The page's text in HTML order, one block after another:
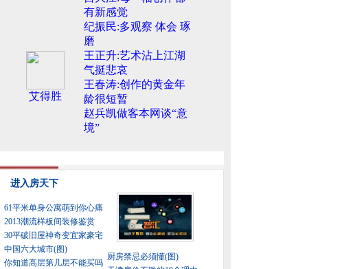
有新感觉
艾得胜
纪振民:多观察 体会 琢
磨
王正升:艺术沾上江湖
气挺悲哀
王春涛:创作的黄金年
龄很短暂
赵兵凯做客本网谈“意
境”